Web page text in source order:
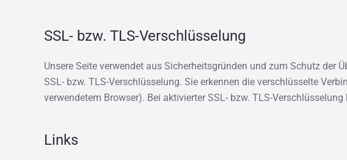
SSL- bzw. TLS-Verschlüsselung
Unsere Seite verwendet aus Sicherheitsgründen und zum Schutz der
SSL- bzw. TLS-Verschlüsselung. Sie erkennen die verschlüsselte
verwendetem Browser). Bei aktivierter SSL- bzw. TLS-
Links